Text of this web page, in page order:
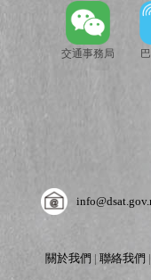
交通事務局
關於我們 |聯絡我們